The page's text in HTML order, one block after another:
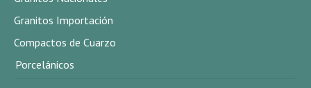
Granitos Importación
Compactos de Cuarzo
Porcelánicos